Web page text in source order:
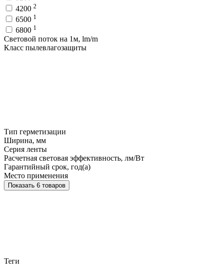
4200 2
6500 1
6800 1
Световой поток на 1м, lm/m
Класс пылевлагозащиты
Тип герметизации
Ширина, мм
Серия ленты
Расчетная световая эффективность, лм/Вт
Гарантийный срок, год(а)
Место применения
Показать 6 товаров
Теги